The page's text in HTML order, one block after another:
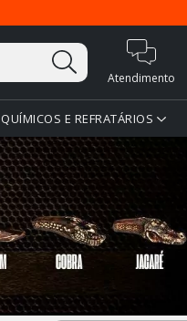
Atendimento
QUÍMICOS E REFRATÁRIOS